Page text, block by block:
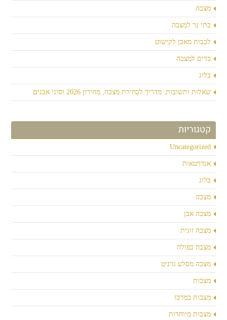
מצבה
בתי נר למצבה
לבבות מאבן לקישוט
כדים למצבה
בלוג
שאלות ותשובות: מדריך לבחירת מצבה, מחירון 2026 וסוגי אבנים
קטגוריות
Uncategorized
אנדרטאות
בלוג
מצבה
מצבה אבן
מצבה זוגית
מצבה כפולה
מצבה מסלע גרניט
מצבות
מצבות במרכז
מצבות מיוחדות